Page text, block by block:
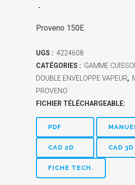
-
Proveno 150E
UGS : 4224608
CATÉGORIES : GAMME
DOUBLE ENVELOPPE VAPEUR,
PROVENO
FICHIER TÉLÉCHARGEABLE:
PDF
CAD 2D CAD 3D
FICHE TECH.